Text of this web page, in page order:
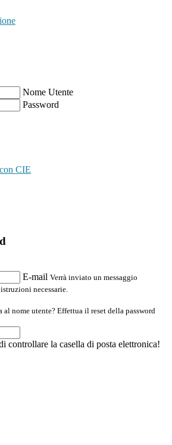
Nome Utente
Password
CIE
E-mail Verrà inviato un messaggio
necessarie.
al nome utente? Effettua il reset della password
controllare la casella di posta elettronica!